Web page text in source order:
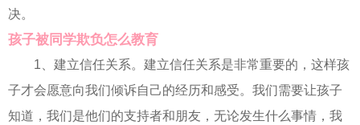
决。
孩子被同学欺负怎么教育
1、建立信任关系。建立信任关系是非常重要的，这样孩
子才会愿意向我们倾诉自己的经历和感受。我们需要让孩子
知道，我们是他们的支持者和朋友，无论发生什么事情，我